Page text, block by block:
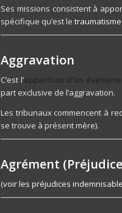
Ses missions consistent à
spécifique qu’est le
Aggravation
C’est l’apparition d’un
part exclusive de l’aggravation.
Les tribunaux commencent à
se trouve à présent mère).
Agrément
(voir les préjudices